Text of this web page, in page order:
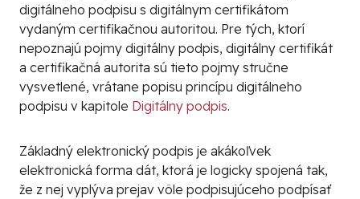
digitálneho podpisu s digitálnym certifikátom
vydaným certifikačnou autoritou. Pre tých, ktorí
nepoznajú pojmy digitálny podpis, digitálny certifikát
a certifikačná autorita sú tieto pojmy stručne
vysvetlené, vrátane popisu princípu digitálneho
podpisu v kapitole Digitálny podpis.
Základný elektronický podpis je akákoľvek
elektronická forma dát, ktorá je logicky spojená tak,
že z nej vyplýva prejav vôle podpisujúceho podpísať